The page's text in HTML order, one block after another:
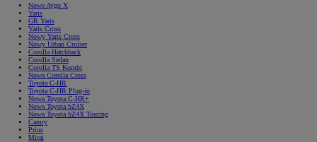
Nowe Aygo X
Yaris
GR Yaris
Yaris Cross
Nowy Yaris Cross
Nowy Urban Cruiser
Corolla Hatchback
Corolla Sedan
Corolla TS Kombi
Nowa Corolla Cross
Toyota C-HR
Toyota C-HR Plug-in
Nowa Toyota C-HR+
Nowa Toyota bZ4X
Nowa Toyota bZ4X Touring
Camry
Prius
Mirai